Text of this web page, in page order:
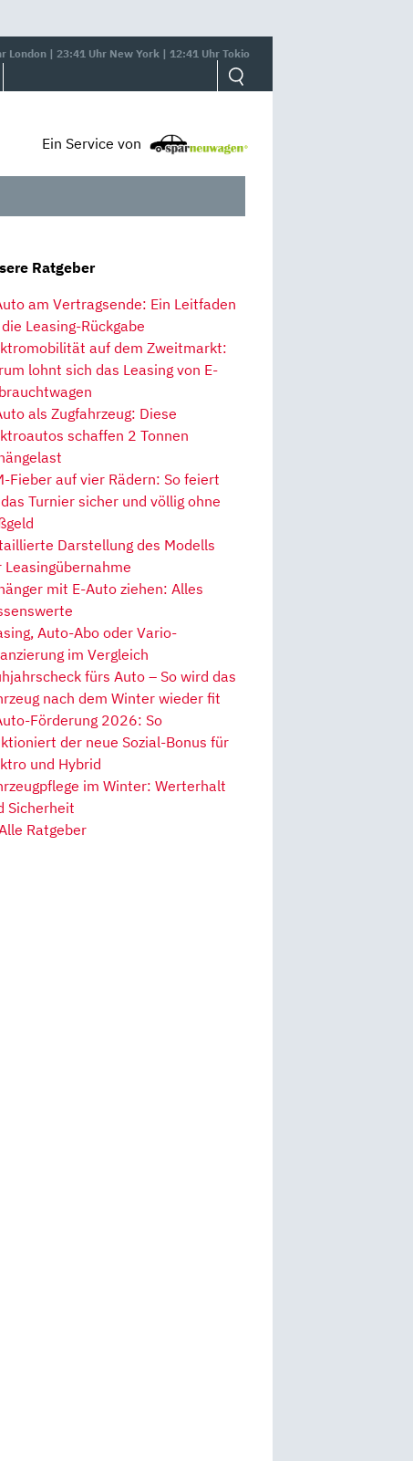
| 23:41 Uhr New York | 12:41 Uhr Tokio
Ein Service von
Ratgeber
am Vertragsende: Ein Leitfaden
Leasing-Rückgabe
auf dem Zweitmarkt:
lohnt sich das Leasing von E-
als Zugfahrzeug: Diese
schaffen 2 Tonnen
Fieber auf vier Rädern: So feiert
Turnier sicher und völlig ohne
Darstellung des Modells
Leasingübernahme
mit E-Auto ziehen: Alles
Auto-Abo oder Vario-
im Vergleich
fürs Auto – So wird das
nach dem Winter wieder fit
Förderung 2026: So
der neue Sozial-Bonus für
und Hybrid
im Winter: Werterhalt
Sicherheit
Ratgeber